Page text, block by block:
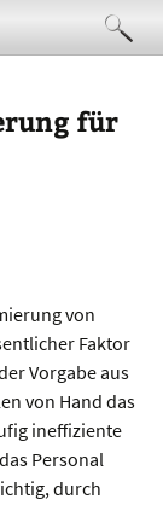
Suchen
nach:
für
von
Faktor
Vorgabe aus
von Hand das
ineffiziente
Personal
durch